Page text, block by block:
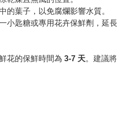
的葉子，以免腐爛影響水質。
小匙糖或專用花卉保鮮劑，延長
花的保鮮時間為 3-7 天。 建議